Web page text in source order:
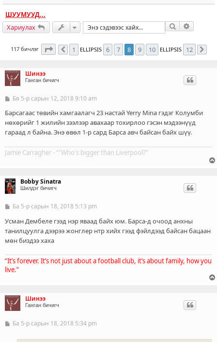
ШУУМУУД...
Хариулах
Хайлт
117 бичлэг 8 хуудасны12дахь нь
Өмнөх
1 ELLIPSIS 6 7 8 9 10 ELLIPSIS 12
Шинээ
Ганган бичигч
Б
ч
л
э
г
Бя 5-р сарын 12, 2018 9:10 am
Барсагаас төвийн хамгаалагч 23 настай Yerry Mina гэдэг Колумби
нөхөрийг 1 жилийн зээлээр авахаар тохирлоо гэсэн мэдээнүүд
гараад л байна. Энэ өвөл 1-р сард Барса авч байсан байх шүү.
Jamie Carragher - “"Who's bigger than Liverpool?”
Bobby Sinatra
Шилдэг бичигч
Б
ч
э
г
Ба 5-р сарын 18, 2018 5:13 pm
Усман Дембеле гээд нэр яваад байх юм. Барса-д очоод анхны
танилцуулга дээрээ жонглер нтр хийх гээд фэйлдээд байсан бацаан
мөн биздээ хаха
“It’s forever. It’s not just about a football club, it’s about family, how you
live.”
Шинээ
Ганган бичигч
ББа 5-р сарын 18, 2018 5:34 pm